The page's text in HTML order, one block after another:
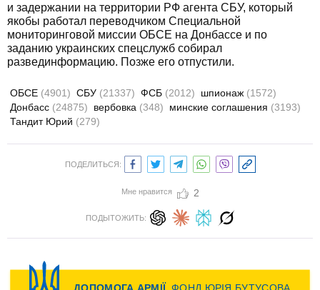
и задержании на территории РФ агента СБУ, который
якобы работал переводчиком Специальной
мониторинговой миссии ОБСЕ на Донбассе и по
заданию украинских спецслужб собирал
развединформацию. Позже его отпустили.
ОБСЕ (4901) СБУ (21337) ФСБ (2012) шпионаж (1572)
Донбасс (24875) вербовка (348) минские соглашения (3193)
Тандит Юрий (279)
ПОДЕЛИТЬСЯ:
Мне нравится 2
ПОДЫТОЖИТЬ: